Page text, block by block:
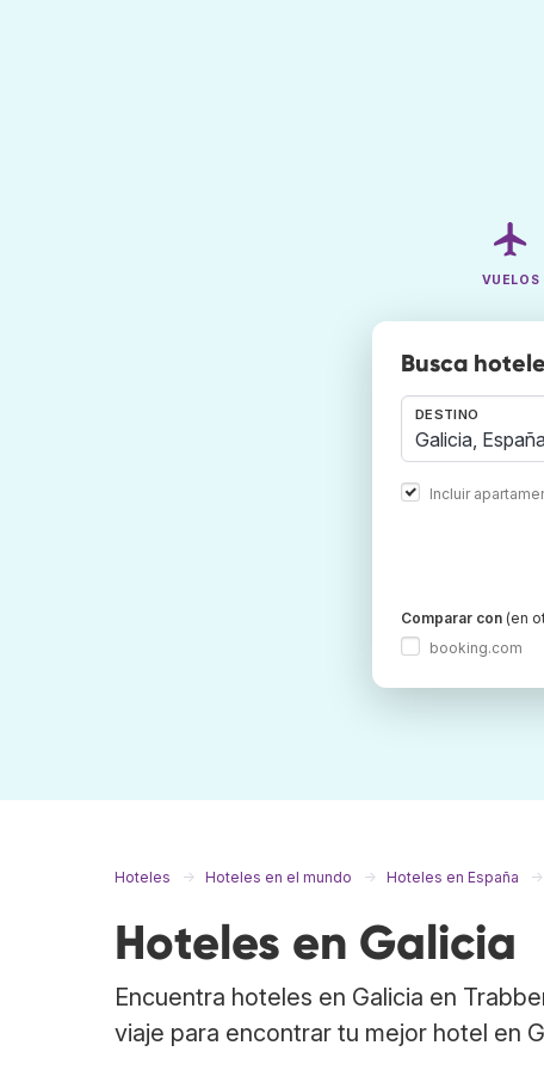
VUELOS
Busca
DESTINO
Incluir
Comparar con (en
booking.com
Hoteles Hoteles en el mundo Hoteles en España
Hoteles en Galicia
Encuentra hoteles en Galicia en
viaje para encontrar tu mejor hotel en